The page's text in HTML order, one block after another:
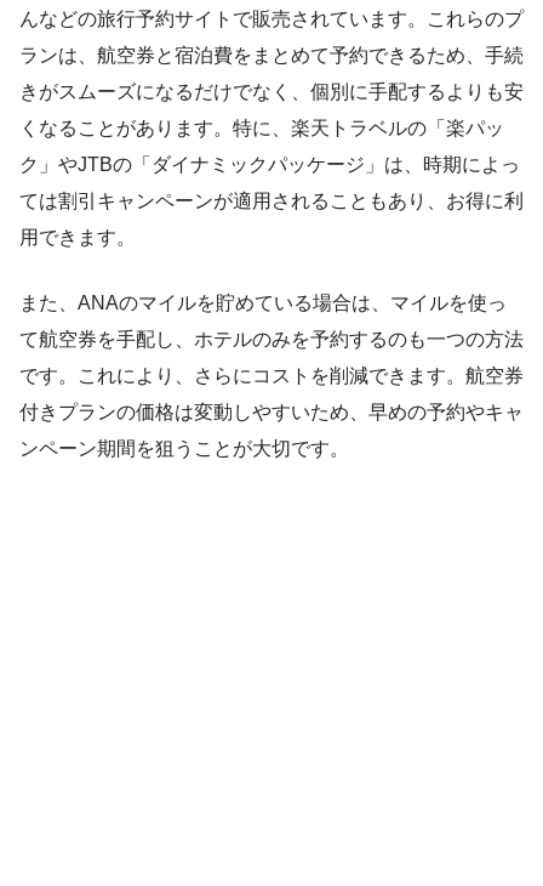
んなどの旅行予約サイトで販売されています。これらのプ
ランは、航空券と宿泊費をまとめて予約できるため、手続
きがスムーズになるだけでなく、個別に手配するよりも安
くなることがあります。特に、楽天トラベルの「楽パッ
ク」やJTBの「ダイナミックパッケージ」は、時期によっ
ては割引キャンペーンが適用されることもあり、お得に利
用できます。
また、ANAのマイルを貯めている場合は、マイルを使っ
て航空券を手配し、ホテルのみを予約するのも一つの方法
です。これにより、さらにコストを削減できます。航空券
付きプランの価格は変動しやすいため、早めの予約やキャ
ンペーン期間を狙うことが大切です。